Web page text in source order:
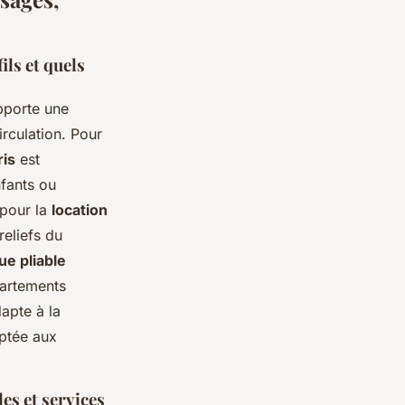
et quels
une
Pour
est
ou
la location
du
pliable
à la
aux
et services